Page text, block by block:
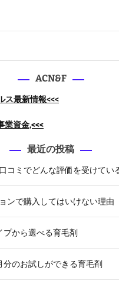
ACN&F
ス最新情報<<<
業資金,<<<
最近の投稿
コミでどんな評価を受けてい
ンで購入してはいけない理由
から選べる育毛剤
のお試しができる育毛剤